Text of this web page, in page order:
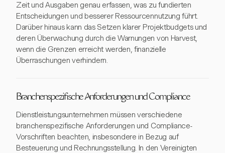
Zeit und Ausgaben genau erfassen, was zu fundierten
Entscheidungen und besserer Ressourcennutzung führt.
Darüber hinaus kann das Setzen klarer Projektbudgets und
deren Überwachung durch die Warnungen von Harvest,
wenn die Grenzen erreicht werden, finanzielle
Überraschungen verhindern.
Branchenspezifische Anforderungen und Compliance
Dienstleistungsunternehmen müssen verschiedene
branchenspezifische Anforderungen und Compliance-
Vorschriften beachten, insbesondere in Bezug auf
Besteuerung und Rechnungsstellung. In den Vereinigten